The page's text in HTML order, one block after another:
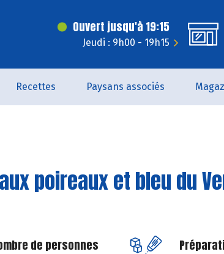
Ouvert jusqu'à 19:15
Jeudi : 9h00 - 19h15
Recettes Paysans associés
poireaux et bleu du
de personnes